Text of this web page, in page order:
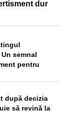
dur
semnal
pentru
după decizia
să revină la